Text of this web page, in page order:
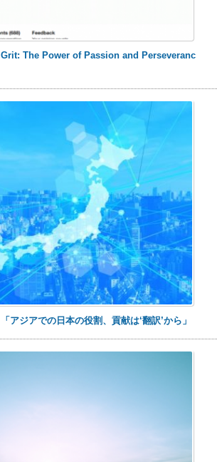
Grit: The Power of Passion and Perseveranc
「アジアでの日本の役割、貢献は‘翻訳’から」